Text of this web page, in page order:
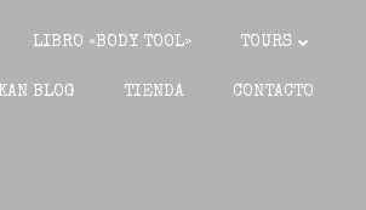
LIBRO «BODY TOOL» TOURS
BLOG TIENDA CONTACTO